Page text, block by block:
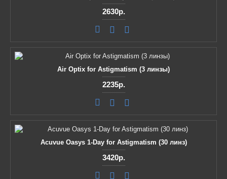
2630р.
Air Optix for Astigmatism (3 линзы)
2235р.
Acuvue Oasys 1-Day for Astigmatism (30 линз)
3420р.